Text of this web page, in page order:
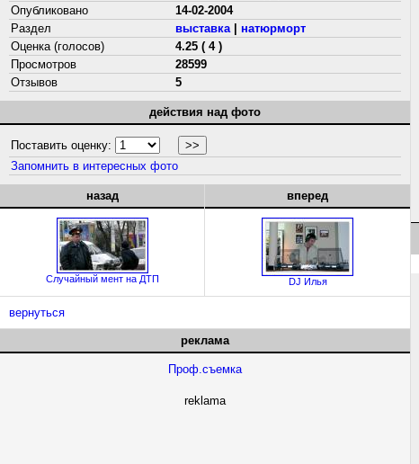
Опубликовано
14-02-2004
Раздел
выставка| натюрморт
Оценка (голосов)
4.25 ( 4 )
Просмотров
28599
Отзывов
5
действия над фото
Поставить оценку:
Запомнить в интересных фото
назад
Случайный мент на ДТП
вперед
DJ Илья
вернуться
реклама
Проф.съемка
reklama